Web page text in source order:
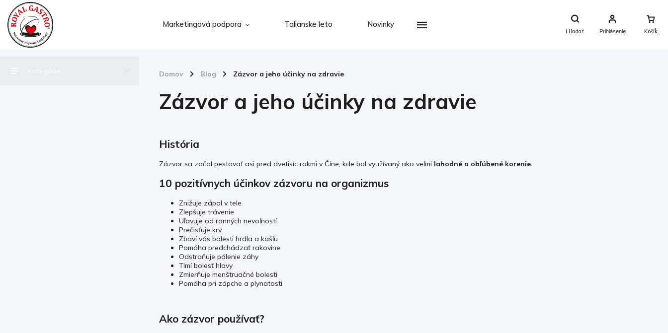
Hľadať
Nákupný
Košík
Prihlásenie
Marketingová podpora Talianske leto Novinky
Domov / Blog / Zázvor a jeho účinky na zdravie
Zázvor a jeho účinky na zdravie
História
Zázvor sa začal pestovať asi pred dvetisíc rokmi v Číne, kde bol využívaný ako veľmi lahodné a obľúbené korenie.
10 pozitívnych účinkov zázvoru na organizmus
Znižuje zápal v tele
Zlepšuje trávenie
Uľavuje od ranných nevoľností
Prečisťuje krv
Zbaví vás bolesti hrdla a kašľu
Pomáha predchádzať rakovine
Odstraňuje pálenie záhy
Tlmí bolesť hlavy
Zmierňuje menštruačné bolesti
Pomáha pri zápche a plynatosti
Ako zázvor používať?